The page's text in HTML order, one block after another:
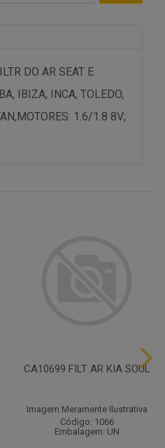
DO AR SEAT E
IBIZA, INCA, TOLEDO,
1.6/1.8 8V;
CA10699 FILT AR KIA SOUL
Imagem Meramente Ilustrativa
Código: 1066
Embalagem: UN